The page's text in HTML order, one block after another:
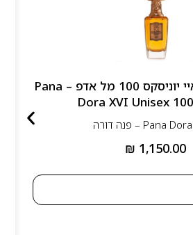
פנהדורה איס וי איי יוניסקס 100 מל אדפ – Pana
Dora XVI Unisex
Pana Dora – פנה דורה
₪ 1,150.00